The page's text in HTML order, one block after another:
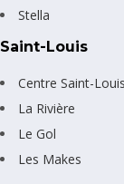
Stella
Saint-Louis
Centre Saint-Louis
La Rivière
Le Gol
Les Makes